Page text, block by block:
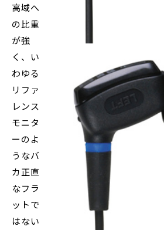
高域へ
の比重
が強
く、い
わゆる
リファ
レンス
モニタ
ーのよ
うなバ
カ正直
なフラ
ットで
はない